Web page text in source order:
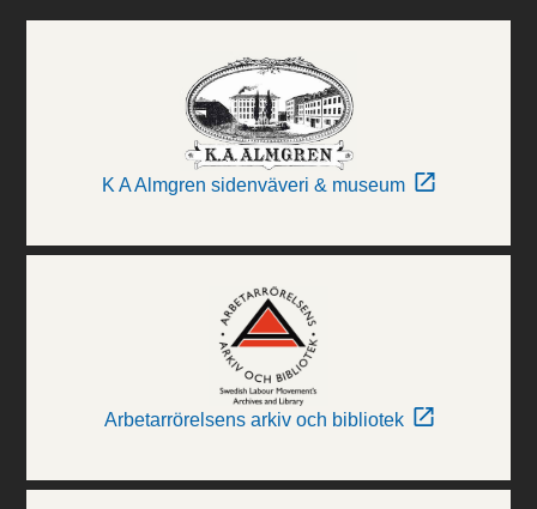
K A Almgren sidenväveri & museum
Arbetarrörelsens arkiv och bibliotek